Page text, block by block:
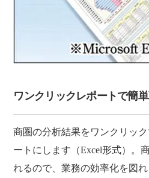
ワンクリックレポートで簡
商圏の分析結果をワンクリッ
ートにします（Excel形式）。
れるので、業務の効率化を図れ